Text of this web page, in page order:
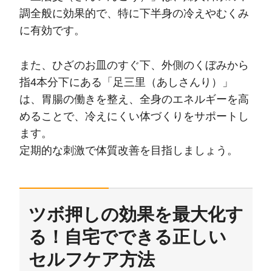
調全般に効果的で、特に下半身の冷えやむくみ
に有効です。
また、ひざのお皿のすぐ下、外側のくぼみから
指4本分下にある「足三里（あしさんり）」
は、胃腸の働きを整え、全身のエネルギーを高
めることで、冷えにくい体づくりをサポートし
ます。
定期的な刺激で体質改善を目指しましょう。
ツボ押しの効果を最大化す
る！自宅でできる正しい
セルフケア方法